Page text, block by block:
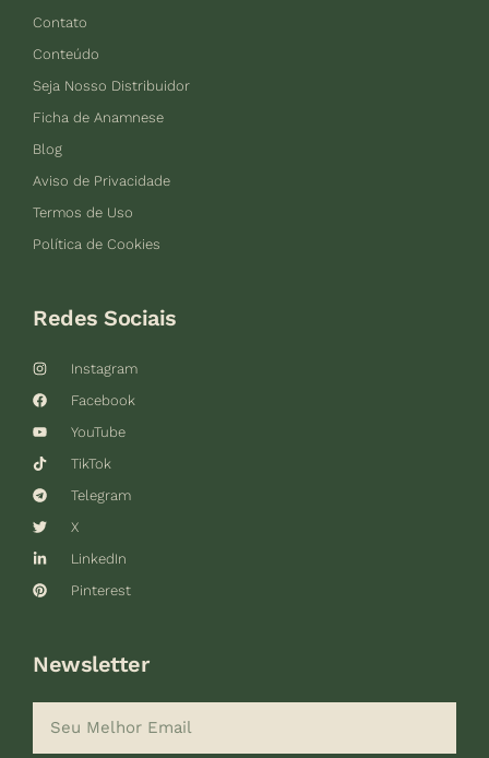
Contato
Conteúdo
Seja Nosso Distribuidor
Ficha de Anamnese
Blog
Aviso de Privacidade
Termos de Uso
Política de Cookies
Redes Sociais
Instagram
Facebook
YouTube
TikTok
Telegram
X
LinkedIn
Pinterest
Newsletter